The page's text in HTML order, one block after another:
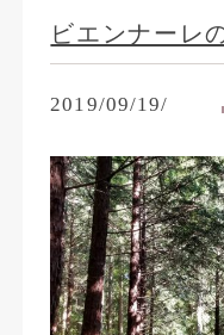
ビエンナーレ
2019/09/19/